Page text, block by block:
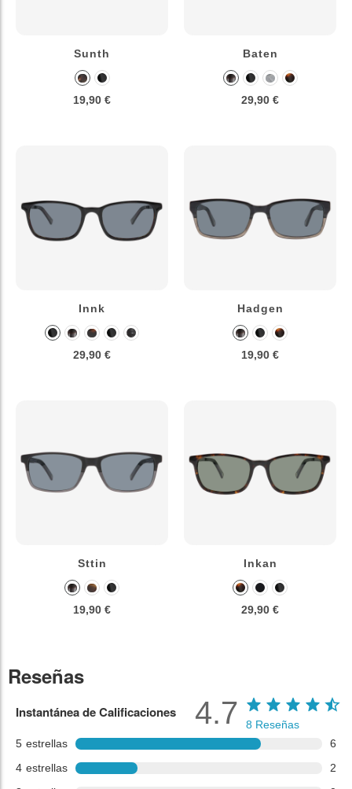
Sunth
19,90 €
Baten
29,90 €
Innk
29,90 €
Hadgen
19,90 €
Sttin
19,90 €
Inkan
29,90 €
Reseñas
Instantánea de Calificaciones
5 estrellas
6
4 estrellas
2
4.7 8 Reseñas